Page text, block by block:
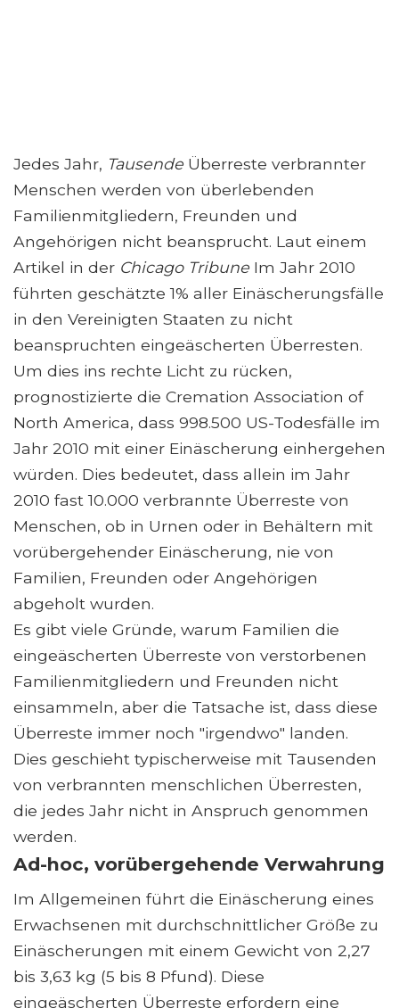
Jedes Jahr, Tausende Überreste verbrannter
Menschen werden von überlebenden
Familienmitgliedern, Freunden und
Angehörigen nicht beansprucht. Laut einem
Artikel in der Chicago Tribune Im Jahr 2010
führten geschätzte 1% aller Einäscherungsfälle
in den Vereinigten Staaten zu nicht
beanspruchten eingeäscherten Überresten.
Um dies ins rechte Licht zu rücken,
prognostizierte die Cremation Association of
North America, dass 998.500 US-Todesfälle im
Jahr 2010 mit einer Einäscherung einhergehen
würden. Dies bedeutet, dass allein im Jahr
2010 fast 10.000 verbrannte Überreste von
Menschen, ob in Urnen oder in Behältern mit
vorübergehender Einäscherung, nie von
Familien, Freunden oder Angehörigen
abgeholt wurden.
Es gibt viele Gründe, warum Familien die
eingeäscherten Überreste von verstorbenen
Familienmitgliedern und Freunden nicht
einsammeln, aber die Tatsache ist, dass diese
Überreste immer noch "irgendwo" landen.
Dies geschieht typischerweise mit Tausenden
von verbrannten menschlichen Überresten,
die jedes Jahr nicht in Anspruch genommen
werden.
Ad-hoc, vorübergehende Verwahrung
Im Allgemeinen führt die Einäscherung eines
Erwachsenen mit durchschnittlicher Größe zu
Einäscherungen mit einem Gewicht von 2,27
bis 3,63 kg (5 bis 8 Pfund). Diese
eingeäscherten Überreste erfordern eine